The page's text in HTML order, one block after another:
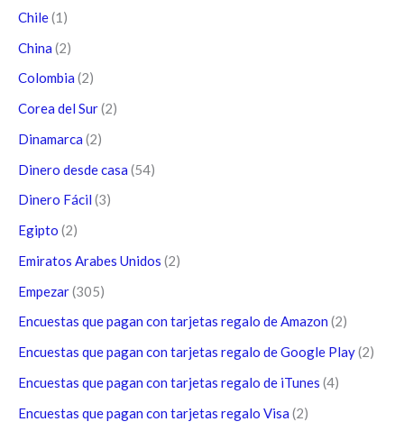
Chile(1)
China (2)
Colombia (2)
Corea del Sur(2)
Dinamarca (2)
Dinero desde casa (54)
Dinero Fácil (3)
Egipto (2)
Emiratos Arabes Unidos (2)
Empezar(305)
Encuestas que pagan con tarjetas regalo de Amazon (2)
Encuestas que pagan con tarjetas regalo de Google Play(2)
Encuestas que pagan con tarjetas regalo de iTunes (4)
Encuestas que pagan con tarjetas regalo Visa (2)